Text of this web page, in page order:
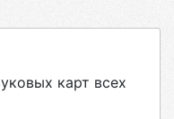
карт всех